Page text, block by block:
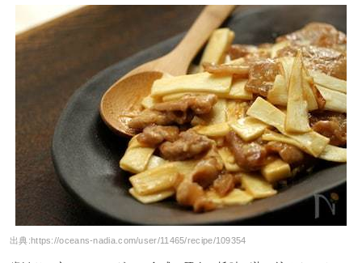
出典:https://oceans-nadia.com/user/11465/recipe/109354